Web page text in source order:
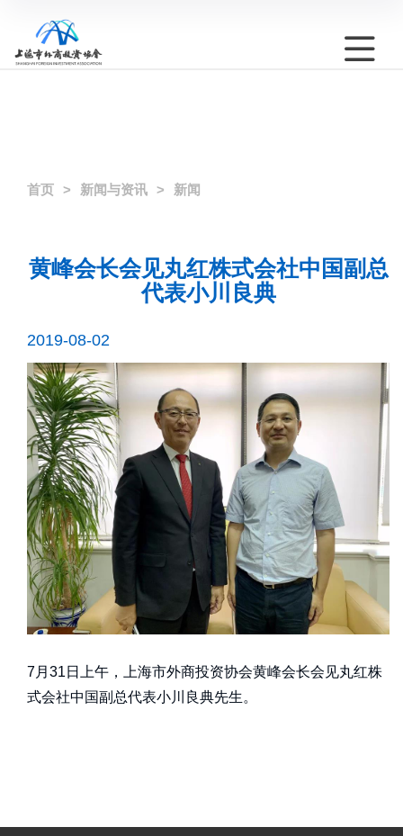
首页 新闻与资讯 新闻
黄峰会长会见丸红株式会社中国副总
代表小川良典
2019-08-02
7月31日上午，上海市外商投资协会黄峰会长会见丸红株
式会社中国副总代表小川良典先生。